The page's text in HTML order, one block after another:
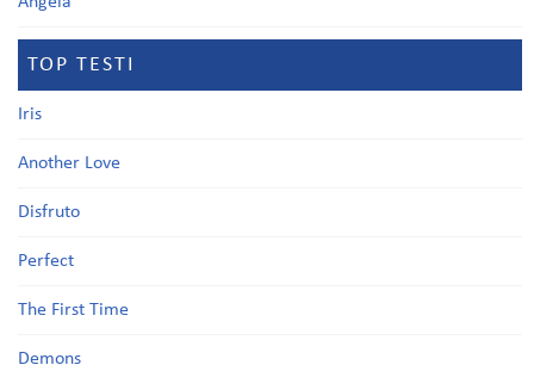
TOP TESTI
Iris
Another Love
Disfruto
Perfect
The First Time
Demons